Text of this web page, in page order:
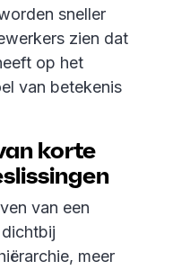
sneller
zien dat
op het
van betekenis
korte
van een
meer